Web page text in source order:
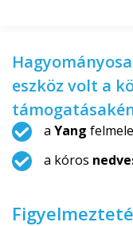
eszköz volt a
a Yang
a kóros